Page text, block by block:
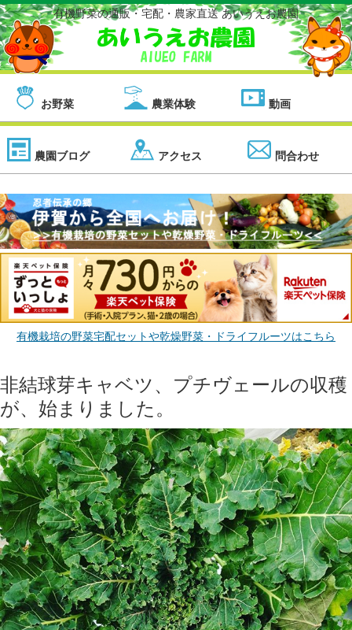
有機野菜の通販・宅配・農家直送 あいうえお農園
お野菜 農業体験 動画
農園ブログ アクセス 問合わせ
有機栽培の野菜宅配セットや乾燥野菜・ドライフルーツはこちら
非結球芽キャベツ、プチヴェールの収穫
が、始まりました。